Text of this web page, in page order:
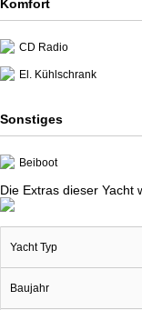
Komfort
CD Radio
El. Kühlschrank
Sonstiges
Beiboot
Die Extras dieser Yacht
Yacht Typ
Baujahr